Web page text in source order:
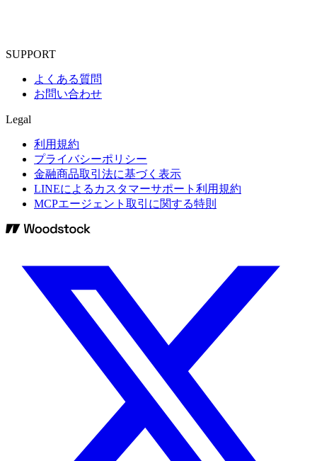
SUPPORT
よくある質問
お問い合わせ
Legal
利用規約
プライバシーポリシー
金融商品取引法に基づく表示
LINEによるカスタマーサポート利用規約
MCPエージェント取引に関する特則